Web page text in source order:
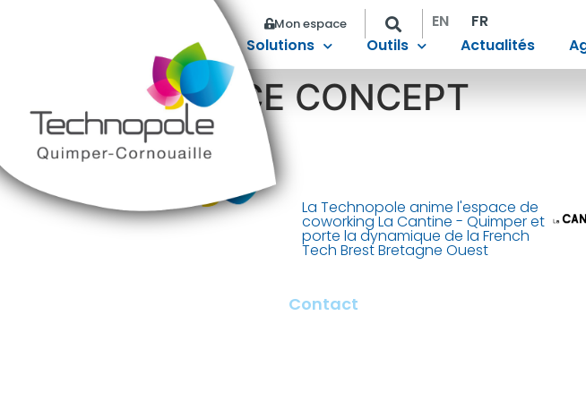
Mon espace EN
FR
Solutions
Outils Actualités
INTERFACE CONCEPT
La Technopole anime l'espace de
coworking La Cantine - Quimper et
porte la dynamique de la French
Tech Brest Bretagne Ouest
Contact